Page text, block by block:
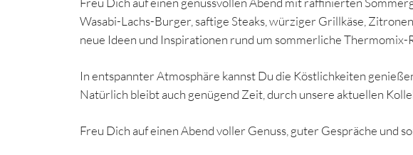
Wasabi-Lachs-Burger, saftige Steaks, würziger Grillkäse,
neue Ideen und Inspirationen rund um sommerliche Thermomix-
In entspannter Atmosphäre kannst Du die Köstlichkeiten
Natürlich bleibt auch genügend Zeit, durch unsere aktuellen
Freu Dich auf einen Abend voller Genuss, guter Gespräche und